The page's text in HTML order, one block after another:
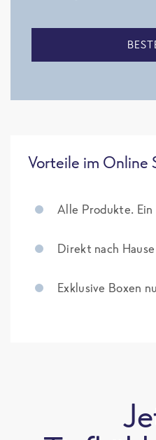
Vorteile im Online
Alle Produkte. Ein
Direkt nach
Exklusive Boxen